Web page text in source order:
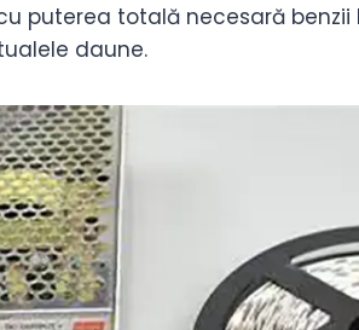
puterea totală necesară benzii
daune.